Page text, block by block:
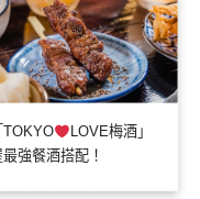
TOKYO
LOVE梅酒」
強餐酒搭配！